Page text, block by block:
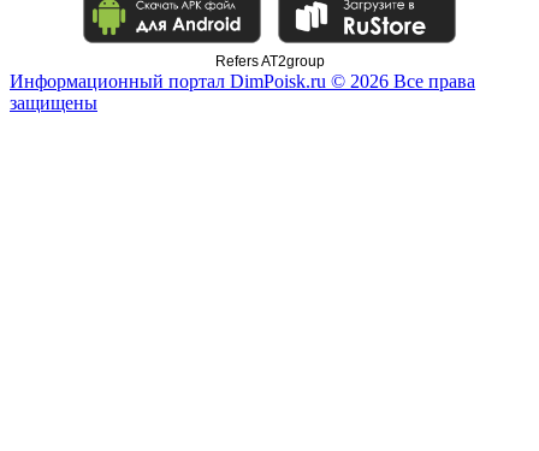
Refers AT2group
Информационный портал DimPoisk.ru © 2026 Все права
защищены